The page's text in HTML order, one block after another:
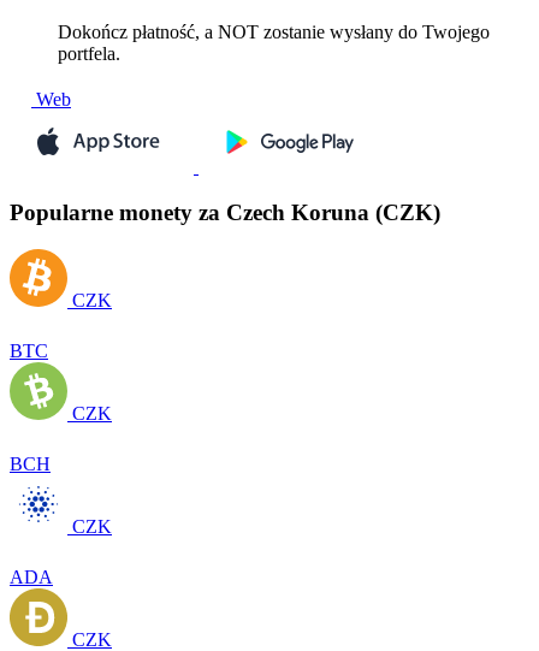
Dokończ płatność, a NOT zostanie wysłany do Twojego
portfela.
Web
Popularne monety za Czech Koruna (CZK)
CZK
BTC
CZK
BCH
CZK
ADA
CZK